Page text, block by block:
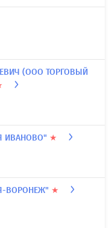
(ООО ТОРГОВЫЙ
ИВАНОВО" ★
ВОРОНЕЖ" ★